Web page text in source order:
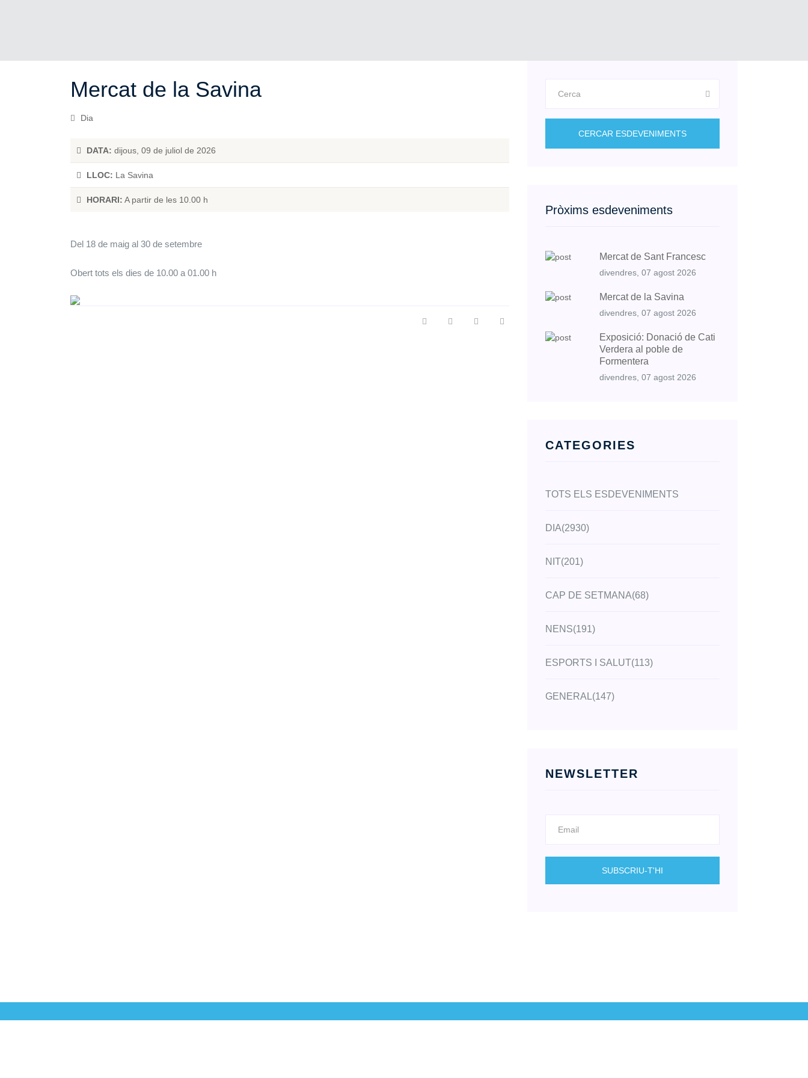
Mercat de la Savina
Dia
DATA: dijous, 09 de juliol de 2026
LLOC: La Savina
HORARI: A partir de les 10.00 h
Del 18 de maig al 30 de setembre
Obert tots els dies de 10.00 a 01.00 h
CERCAR ESDEVENIMENTS
Pròxims esdeveniments
Mercat de Sant Francesc
divendres, 07 agost 2026
Mercat de la Savina
divendres, 07 agost 2026
Exposició: Donació de Cati
Verdera al poble de
Formentera
divendres, 07 agost 2026
CATEGORIES
TOTS ELS ESDEVENIMENTS
DIA(2930)
NIT(201)
CAP DE SETMANA(68)
NENS(191)
ESPORTS I SALUT(113)
GENERAL(147)
NEWSLETTER